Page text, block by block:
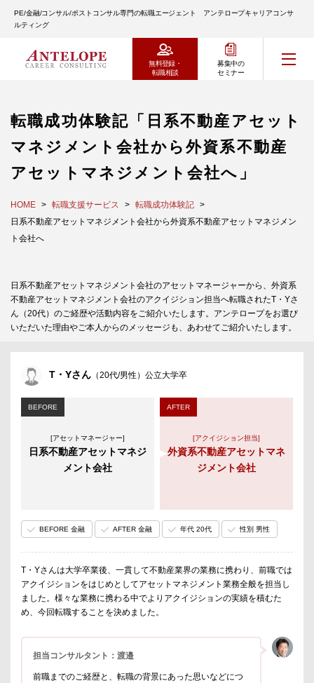
PE/金融/コンサル/ポストコンサル専門の転職エージェント アンテロープキャリアコンサ
ルティング
無料登録・
転職相談
募集中の
セミナー
転職成功体験記「日系不動産アセット
マネジメント会社から外資系不動産
アセットマネジメント会社へ」
HOME 転職支援サービス
転職成功体験記
日系不動産アセットマネジメント会社から外資系不動産アセットマネジメン
ト会社へ
日系不動産アセットマネジメント会社のアセットマネージャーから、外資系
不動産アセットマネジメント会社のアクイジション担当へ転職されたT・Yさ
ん（20代）のご経歴や活動内容をご紹介いたします。アンテロープをお選び
いただいた理由やご本人からのメッセージも、あわせてご紹介いたします。
T・Yさん （20代/男性）公立大学卒
BEFORE
[アセットマネージャー]
日系不動産アセットマネジ
メント会社
AFTER
[アクイジション担当]
外資系不動産アセットマネ
ジメント会社
BEFORE 金融 AFTER 金融 年代 20代 性別 男性
T・Yさんは大学卒業後、一貫して不動産業界の業務に携わり、前職では
アクイジションをはじめとしてアセットマネジメント業務全般を担当し
ました。様々な業務に携わる中でよりアクイジションの実績を積むた
め、今回転職することを決めました。
担当コンサルタント：渡邉
前職までのご経歴と、転職の背景にあった思いなどにつ